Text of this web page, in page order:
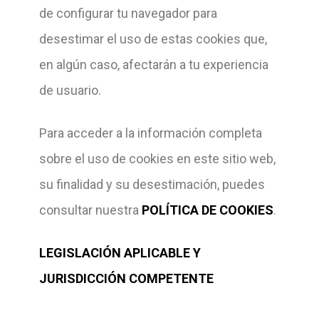
de configurar tu navegador para
desestimar el uso de estas cookies que,
en algún caso, afectarán a tu experiencia
de usuario.
Para acceder a la información completa
sobre el uso de cookies en este sitio web,
su finalidad y su desestimación, puedes
consultar nuestra POLÍTICA DE COOKIES.
LEGISLACIÓN APLICABLE Y
JURISDICCIÓN COMPETENTE